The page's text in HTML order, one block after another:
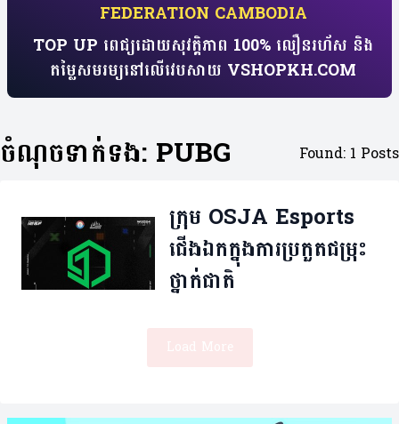
FEDERATION CAMBODIA
TOP UP ពេជ្យដោយសុវត្តិភាព 100% លឿនរហ័ស​ និង
តម្លៃសមរម្យ​​នៅលើវេបសាយ​ VSHOPKH.COM
ចំណុចទាក់ទង: PUBG Found: 1 Posts
ក្រុម OSJA Esports
ជើងឯកក្នុង​ការប្រកួតជម្រុះ
ថ្នាក់ជាតិ